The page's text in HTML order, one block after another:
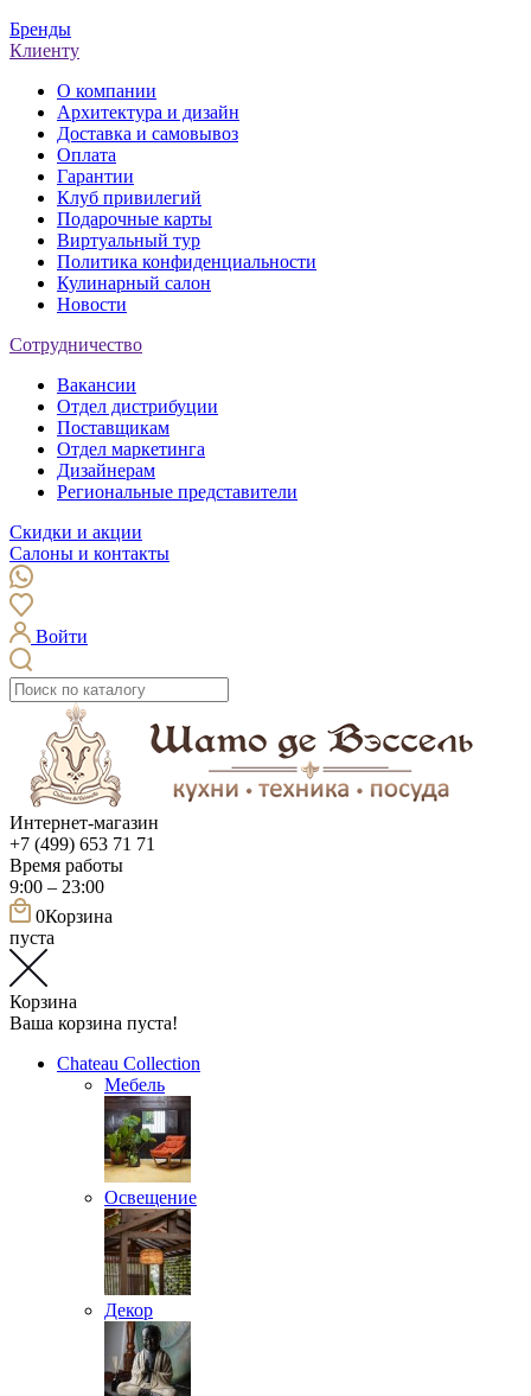
Бренды
Клиенту
О компании
Архитектура и дизайн
Доставка и самовывоз
Оплата
Гарантии
Клуб привилегий
Подарочные карты
Виртуальный тур
Политика конфиденциальности
Кулинарный салон
Новости
Сотрудничество
Вакансии
Отдел дистрибуции
Поставщикам
Отдел маркетинга
Дизайнерам
Региональные представители
Скидки и акции
Салоны и контакты
Войти
Интернет-магазин
+7 (499) 653 71 71
Время работы
9:00 – 23:00
0Корзина
пуста
Корзина
Ваша корзина пуста!
Chateau Collection
Мебель
Освещение
Декор